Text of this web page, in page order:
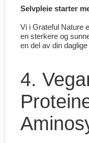
Selvpleie starter
Vi i Grateful Nature
en sterkere og
en del av din
4.